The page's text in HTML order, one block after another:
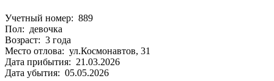
Учетный номер: 889
Пол: девочка
Возраст: 3 года
Место отлова: ул.Космонавтов, 31
Дата прибытия: 21.03.2026
Дата убытия: 05.05.2026